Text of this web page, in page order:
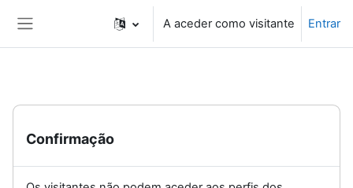
A aceder como visitante Entrar
Confirmação